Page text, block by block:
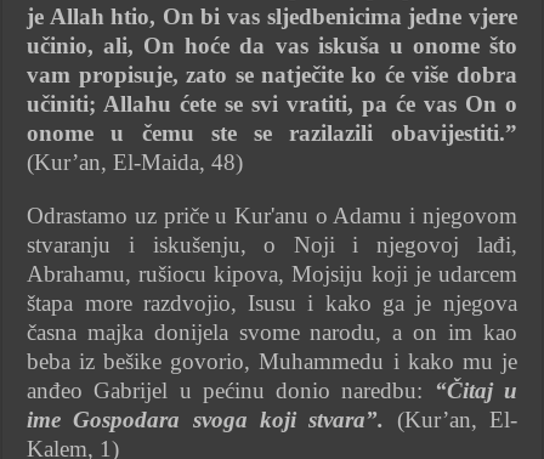
je Allah htio, On bi vas sljedbenicima jedne vjere
učinio, ali, On hoće da vas iskuša u onome što
vam propisuje, zato se natječite ko će više dobra
učiniti; Allahu ćete se svi vratiti, pa će vas On o
onome u čemu ste se razilazili obavijestiti.”
(Kur’an, El-Maida, 48)
Odrastamo uz priče u Kur'anu o Adamu i njegovom
stvaranju i iskušenju, o Noji i njegovoj lađi,
Abrahamu, rušiocu kipova, Mojsiju koji je udarcem
štapa more razdvojio, Isusu i kako ga je njegova
časna majka donijela svome narodu, a on im kao
beba iz bešike govorio, Muhammedu i kako mu je
anđeo Gabrijel u pećinu donio naredbu:
“Čitaj u
ime Gospodara svoga koji stvara”.
(Kur’an, El-
Kalem, 1)